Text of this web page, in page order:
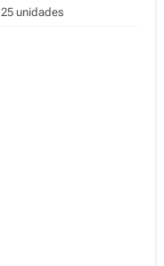
25 unidades